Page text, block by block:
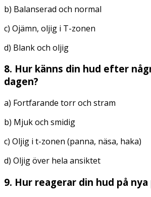
b) Balanserad och normal
c) Ojämn, oljig i T-zonen
d) Blank och oljig
8. Hur känns din hud efter
dagen?
a) Fortfarande torr och stram
b) Mjuk och smidig
c) Oljig i t-zonen (panna, näsa, haka)
d) Oljig över hela ansiktet
9. Hur reagerar din hud på